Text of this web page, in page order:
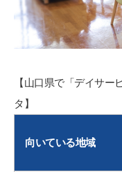
【山口県で「デイサ
タ】
向いている地域